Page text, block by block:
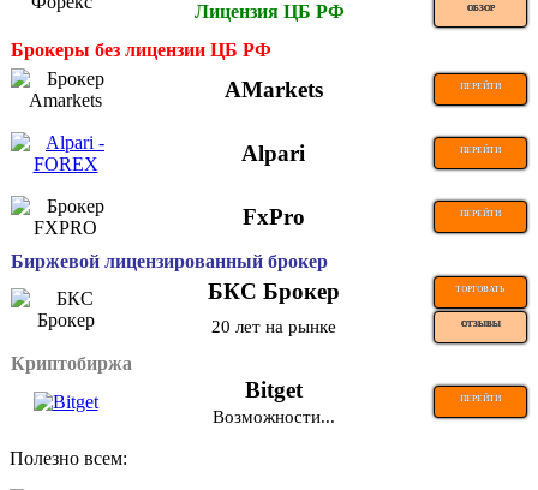
Лицензия ЦБ РФ ОБЗОР
Брокеры без лицензии ЦБ РФ
AMarkets ПЕРЕЙТИ
Alpari ПЕРЕЙТИ
FxPro ПЕРЕЙТИ
Биржевой лицензированный брокер
БКС Брокер ТОРГОВАТЬ
20 лет на рынке ОТЗЫВЫ
Криптобиржа
Bitget ПЕРЕЙТИ
Возможности...
Полезно всем: